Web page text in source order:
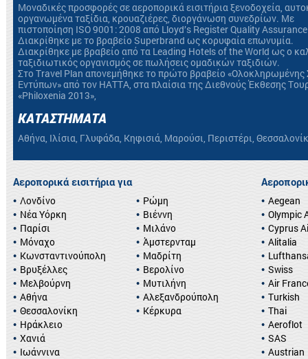
Mοναδικές προσφορές σε αεροπορικά εισιτήρια ξενοδοχεία,
οργανωμένα ταξίδια, κρουαζιέρες, διοργάνωση συνεδρίων. Με
πιστοποίηση ΙSO 9001: 2008 από Lloyd’s Register Quality
Διακρίθηκε με το βραβείο Superbrand ως κορυφαία επωνυμία.
Διακρίθηκε με βραβείο από τα Leading Hotels of the World ως ο
ταξιδιωτικός οργανισμός σε πωλήσεις ομαδικών ταξιδιών.
Στο Travel Plan απονεμήθηκε το πρώτο βραβείο «Ολοκληρωμένης
Εντύπων» από τον HATTA, στα πλαίσια της Διεθνούς Έκθεσης
«Philoxenia 2013»,
ΚΑΤΑΣΤΗΜΑΤΑ
Αθήνα, Ιλίσια, Γλυφάδα, Κηφισιά, Μαρούσι, Περιστέρι,
Αεροπορικά εισιτήρια για
Λονδίνο
Νέα Υόρκη
Παρίσι
Μόναχο
Κωνσταντινούπολη
Βρυξέλλες
Ρώμη
Βιέννη
Μιλάνο
Άμστερνταμ
Μαδρίτη
Βερολίνο
Μελβούρνη
Αθήνα
Θεσσαλονίκη
Ηράκλειο
Χανιά
Ιωάννινα
Μυτιλήνη
Αλεξανδρούπολη
Κέρκυρα
Aegean
Olympic
Cyprus
Alitalia
Swiss
Air
Turkish
Thai
Aeroflot
SAS
Austrian